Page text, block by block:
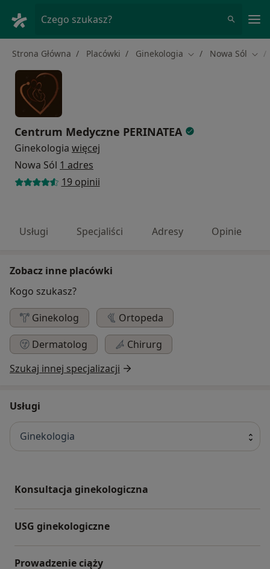
Czego szukasz?
Strona Główna Placówki Ginekologia Zmień miasto
Nowa Sól
Centrum Medyczne PERINATEA
Ginekologia więcej
Nowa Sól 1 adres
19 opinii
Usługi Specjaliści Adresy Opinie
Zobacz inne placówki
Kogo szukasz?
Ginekolog
Ortopeda
Dermatolog
Chirurg
Szukaj innej specjalizacji
Usługi
Ginekologia
Konsultacja ginekologiczna
USG ginekologiczne
Prowadzenie ciąży